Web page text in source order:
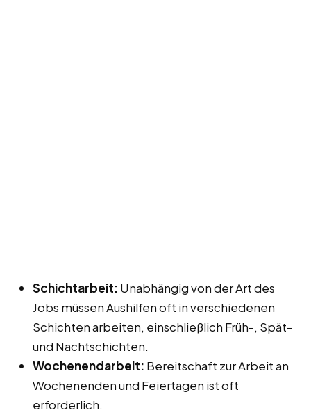
Schichtarbeit: Unabhängig von der Art des
Jobs müssen Aushilfen oft in verschiedenen
Schichten arbeiten, einschließlich Früh-, Spät-
und Nachtschichten.
Wochenendarbeit: Bereitschaft zur Arbeit an
Wochenenden und Feiertagen ist oft
erforderlich.